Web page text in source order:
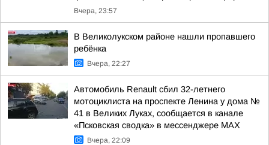
Вчера, 23:57
В Великолукском районе нашли пропавшего
ребёнка
Вчера, 22:27
Автомобиль Renault сбил 32-летнего
мотоциклиста на проспекте Ленина у дома №
41 в Великих Луках, сообщается в канале
«Псковская сводка» в мессенджере MAX
Вчера, 22:09